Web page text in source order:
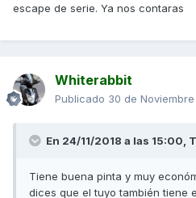
escape de serie. Ya nos contaras
Whiterabbit
Publicado 30 de
En 24/11/2018 a las 15:00,
Tiene buena pinta y muy
dices que el tuyo también tiene